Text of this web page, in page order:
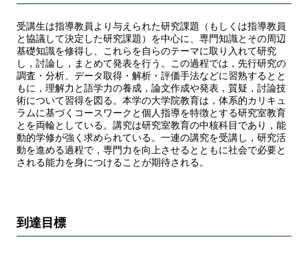
受講生は指導教員より与えられた研究課題（もしくは指導教員
と協議して決定した研究課題）を中心に、専門知識とその周辺
基礎知識を修得し、これらを自らのテーマに取り入れて研究
し，討論し，まとめて発表を行う。この過程では，先行研究の
調査・分析、データ取得・解析・評価手法などに習熟するとと
もに，理解力と語学力の養成，論文作成や発表，質疑，討論技
術について習得を図る。本学の大学院教育は，体系的カリキュ
ラムに基づくコースワークと個人指導を特徴とする研究室教育
とを両輪としている。講究は研究室教育の中核科目であり，能
動的学修が強く求められている。一連の講究を受講し，研究活
動を進める過程で，専門力を向上させるとともに社会で必要と
される能力を身につけることが期待される。
到達目標